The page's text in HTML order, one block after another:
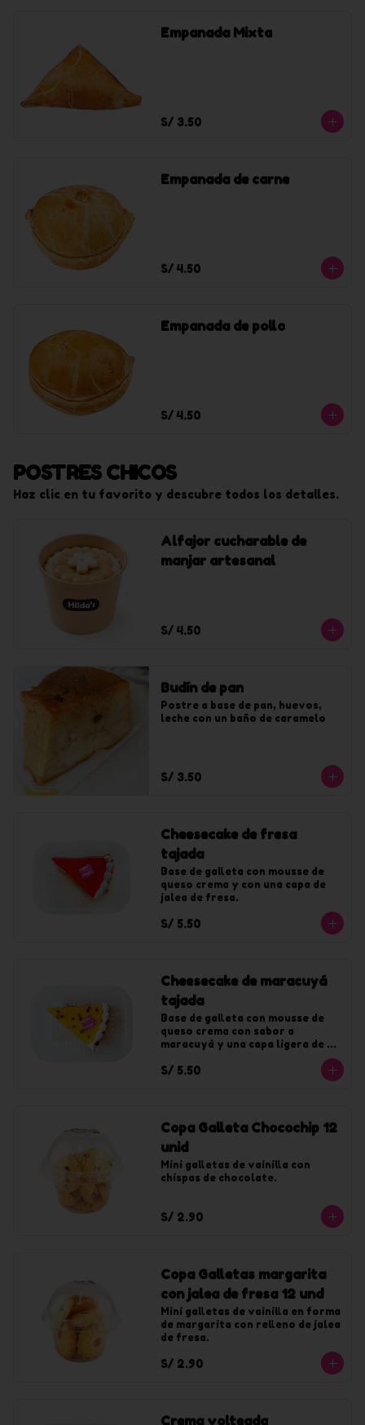
Empanada Mixta
S/ 3.50
Empanada de carne
S/ 4.50
Empanada de pollo
S/ 4.50
POSTRES CHICOS
Haz clic en tu favorito y descubre todos los detalles.
Alfajor cucharable de
manjar artesanal
S/ 4.50
Budín de pan
Postre a base de pan, huevos,
leche con un baño de caramelo
S/ 3.50
Cheesecake de fresa
tajada
Base de galleta con mousse de
queso crema y con una capa de
jalea de fresa.
S/ 5.50
Cheesecake de maracuyá
tajada
Base de galleta con mousse de
queso crema con sabor a
maracuyá y una capa ligera de
S/ 5.50
Copa Galleta Chocochip 12
unid
Mini galletas de vainilla con
chispas de chocolate.
S/ 2.90
Copa Galletas margarita
con jalea de fresa 12 und
Mini galletas de vainilla en forma
de margarita con relleno de jalea
de fresa.
S/ 2.90
Crema volteada